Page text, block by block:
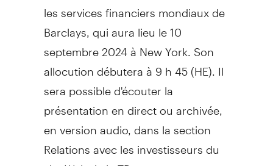
les services financiers mondiaux de
Barclays, qui aura lieu le 10
septembre 2024 à New York. Son
allocution débutera à 9 h 45 (HE). Il
sera possible d'écouter la
présentation en direct ou archivée,
en version audio, dans la section
Relations avec les investisseurs du